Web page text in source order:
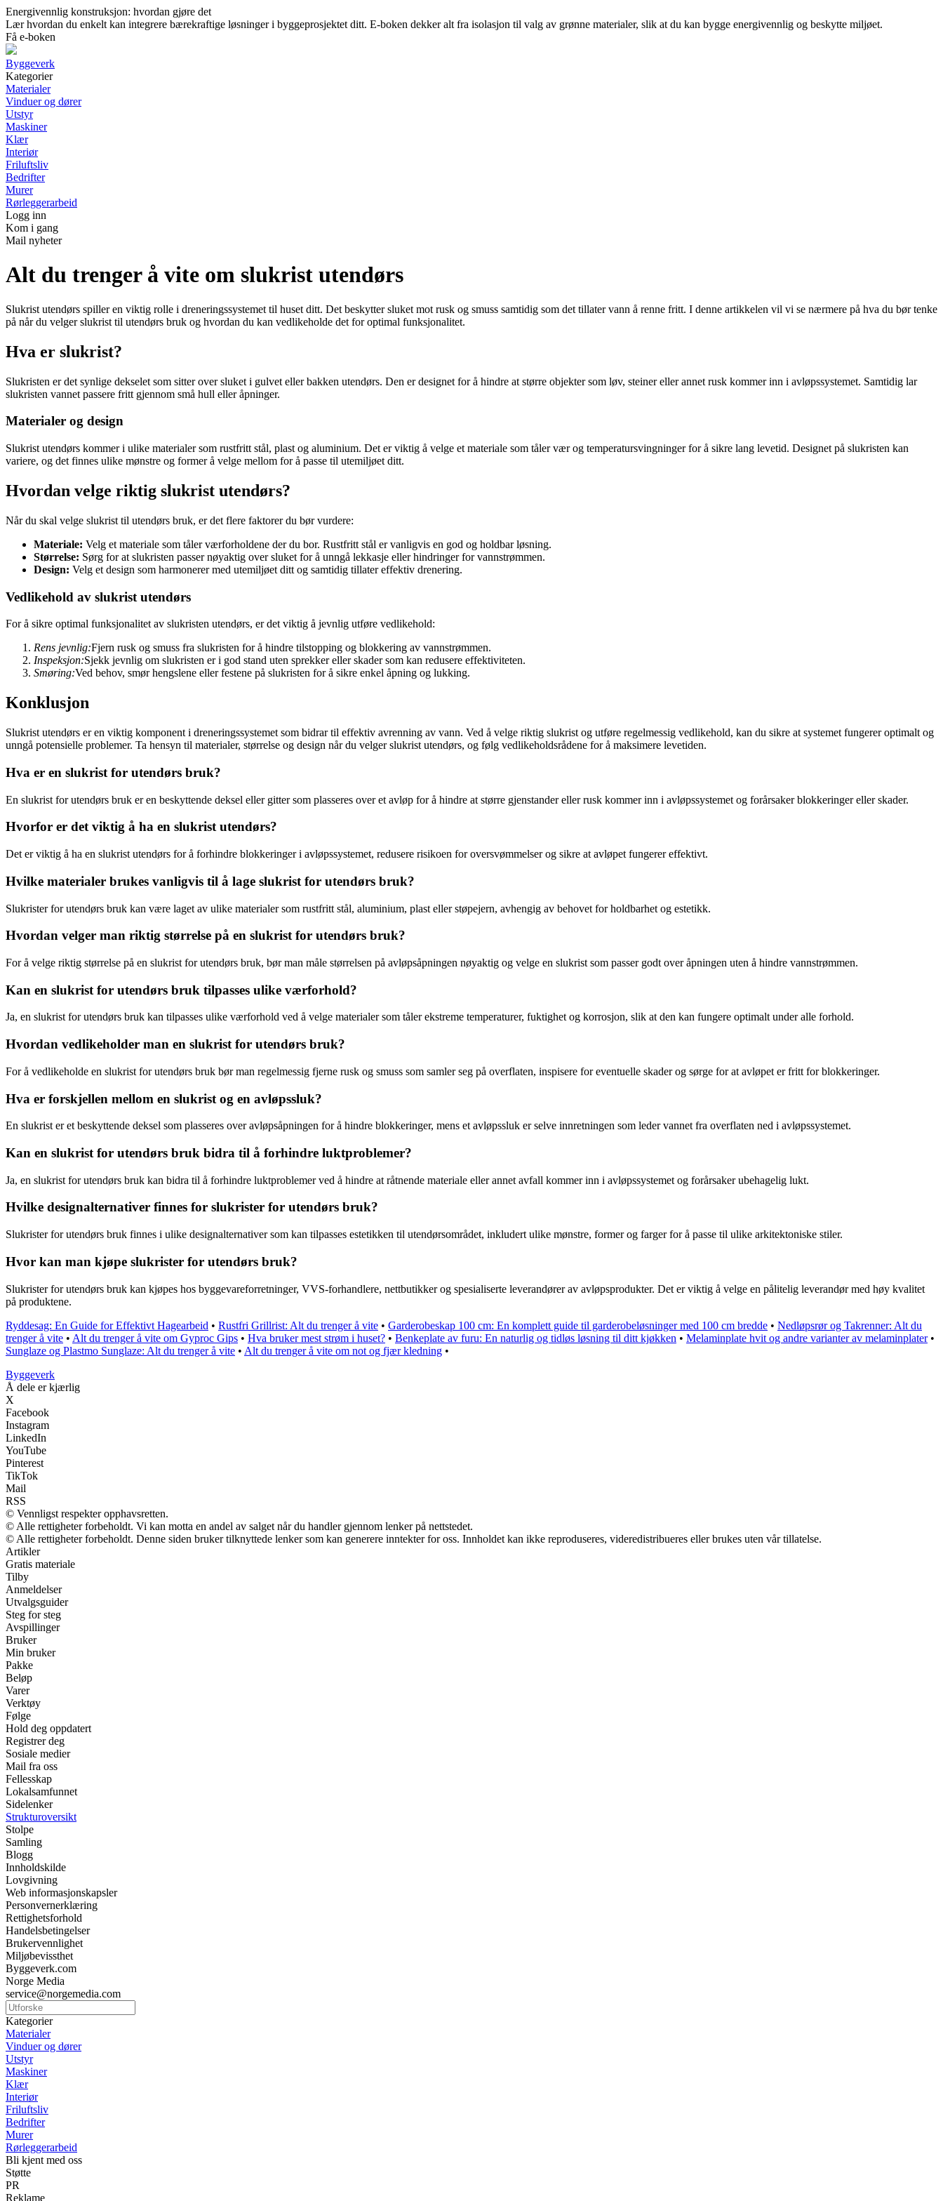
Energivennlig konstruksjon: hvordan gjøre det
Lær hvordan du enkelt kan integrere bærekraftige løsninger i byggeprosjektet ditt. E-boken dekker alt fra isolasjon til valg av grønne materialer, slik at du kan bygge energivennlig og beskytte miljøet.
Få e-boken
Byggeverk
Kategorier
Materialer
Vinduer og dører
Utstyr
Maskiner
Klær
Interiør
Friluftsliv
Bedrifter
Murer
Rørleggerarbeid
Logg inn
Kom i gang
Mail nyheter
Alt du trenger å vite om slukrist utendørs
Slukrist utendørs spiller en viktig rolle i dreneringssystemet til huset ditt. Det beskytter sluket mot rusk og smuss samtidig som det tillater vann å renne fritt. I denne artikkelen vil vi se nærmere på hva du bør tenke
på når du velger slukrist til utendørs bruk og hvordan du kan vedlikeholde det for optimal funksjonalitet.
Hva er slukrist?
Slukristen er det synlige dekselet som sitter over sluket i gulvet eller bakken utendørs. Den er designet for å hindre at større objekter som løv, steiner eller annet rusk kommer inn i avløpssystemet. Samtidig lar
slukristen vannet passere fritt gjennom små hull eller åpninger.
Materialer og design
Slukrist utendørs kommer i ulike materialer som rustfritt stål, plast og aluminium. Det er viktig å velge et materiale som tåler vær og temperatursvingninger for å sikre lang levetid. Designet på slukristen kan
variere, og det finnes ulike mønstre og former å velge mellom for å passe til utemiljøet ditt.
Hvordan velge riktig slukrist utendørs?
Når du skal velge slukrist til utendørs bruk, er det flere faktorer du bør vurdere:
Materiale: Velg et materiale som tåler værforholdene der du bor. Rustfritt stål er vanligvis en god og holdbar løsning.
Størrelse: Sørg for at slukristen passer nøyaktig over sluket for å unngå lekkasje eller hindringer for vannstrømmen.
Design: Velg et design som harmonerer med utemiljøet ditt og samtidig tillater effektiv drenering.
Vedlikehold av slukrist utendørs
For å sikre optimal funksjonalitet av slukristen utendørs, er det viktig å jevnlig utføre vedlikehold:
Rens jevnlig:Fjern rusk og smuss fra slukristen for å hindre tilstopping og blokkering av vannstrømmen.
Inspeksjon:Sjekk jevnlig om slukristen er i god stand uten sprekker eller skader som kan redusere effektiviteten.
Smøring:Ved behov, smør hengslene eller festene på slukristen for å sikre enkel åpning og lukking.
Konklusjon
Slukrist utendørs er en viktig komponent i dreneringssystemet som bidrar til effektiv avrenning av vann. Ved å velge riktig slukrist og utføre regelmessig vedlikehold, kan du sikre at systemet fungerer optimalt og
unngå potensielle problemer. Ta hensyn til materialer, størrelse og design når du velger slukrist utendørs, og følg vedlikeholdsrådene for å maksimere levetiden.
Hva er en slukrist for utendørs bruk?
En slukrist for utendørs bruk er en beskyttende deksel eller gitter som plasseres over et avløp for å hindre at større gjenstander eller rusk kommer inn i avløpssystemet og forårsaker blokkeringer eller skader.
Hvorfor er det viktig å ha en slukrist utendørs?
Det er viktig å ha en slukrist utendørs for å forhindre blokkeringer i avløpssystemet, redusere risikoen for oversvømmelser og sikre at avløpet fungerer effektivt.
Hvilke materialer brukes vanligvis til å lage slukrist for utendørs bruk?
Slukrister for utendørs bruk kan være laget av ulike materialer som rustfritt stål, aluminium, plast eller støpejern, avhengig av behovet for holdbarhet og estetikk.
Hvordan velger man riktig størrelse på en slukrist for utendørs bruk?
For å velge riktig størrelse på en slukrist for utendørs bruk, bør man måle størrelsen på avløpsåpningen nøyaktig og velge en slukrist som passer godt over åpningen uten å hindre vannstrømmen.
Kan en slukrist for utendørs bruk tilpasses ulike værforhold?
Ja, en slukrist for utendørs bruk kan tilpasses ulike værforhold ved å velge materialer som tåler ekstreme temperaturer, fuktighet og korrosjon, slik at den kan fungere optimalt under alle forhold.
Hvordan vedlikeholder man en slukrist for utendørs bruk?
For å vedlikeholde en slukrist for utendørs bruk bør man regelmessig fjerne rusk og smuss som samler seg på overflaten, inspisere for eventuelle skader og sørge for at avløpet er fritt for blokkeringer.
Hva er forskjellen mellom en slukrist og en avløpssluk?
En slukrist er et beskyttende deksel som plasseres over avløpsåpningen for å hindre blokkeringer, mens et avløpssluk er selve innretningen som leder vannet fra overflaten ned i avløpssystemet.
Kan en slukrist for utendørs bruk bidra til å forhindre luktproblemer?
Ja, en slukrist for utendørs bruk kan bidra til å forhindre luktproblemer ved å hindre at råtnende materiale eller annet avfall kommer inn i avløpssystemet og forårsaker ubehagelig lukt.
Hvilke designalternativer finnes for slukrister for utendørs bruk?
Slukrister for utendørs bruk finnes i ulike designalternativer som kan tilpasses estetikken til utendørsområdet, inkludert ulike mønstre, former og farger for å passe til ulike arkitektoniske stiler.
Hvor kan man kjøpe slukrister for utendørs bruk?
Slukrister for utendørs bruk kan kjøpes hos byggevareforretninger, VVS-forhandlere, nettbutikker og spesialiserte leverandører av avløpsprodukter. Det er viktig å velge en pålitelig leverandør med høy kvalitet
på produktene.
Ryddesag: En Guide for Effektivt Hagearbeid • Rustfri Grillrist: Alt du trenger å vite • Garderobeskap 100 cm: En komplett guide til garderobeløsninger med 100 cm bredde • Nedløpsrør og Takrenner: Alt du
trenger å vite • Alt du trenger å vite om Gyproc Gips • Hva bruker mest strøm i huset? • Benkeplate av furu: En naturlig og tidløs løsning til ditt kjøkken • Melaminplate hvit og andre varianter av melaminplater•
Sunglaze og Plastmo Sunglaze: Alt du trenger å vite • Alt du trenger å vite om not og fjær kledning •
Byggeverk
Å dele er kjærlig
X
Facebook
Instagram
LinkedIn
YouTube
Pinterest
TikTok
Mail
RSS
© Vennligst respekter opphavsretten.
© Alle rettigheter forbeholdt. Vi kan motta en andel av salget når du handler gjennom lenker på nettstedet.
© Alle rettigheter forbeholdt. Denne siden bruker tilknyttede lenker som kan generere inntekter for oss. Innholdet kan ikke reproduseres, videredistribueres eller brukes uten vår tillatelse.
Artikler
Gratis materiale
Tilby
Anmeldelser
Utvalgsguider
Steg for steg
Avspillinger
Bruker
Min bruker
Pakke
Beløp
Varer
Verktøy
Følge
Hold deg oppdatert
Registrer deg
Sosiale medier
Mail fra oss
Fellesskap
Lokalsamfunnet
Sidelenker
Strukturoversikt
Stolpe
Samling
Blogg
Innholdskilde
Lovgivning
Web informasjonskapsler
Personvernerklæring
Rettighetsforhold
Handelsbetingelser
Brukervennlighet
Miljøbevissthet
Byggeverk.com
Norge Media
service@norgemedia.com
Kategorier
Materialer
Vinduer og dører
Utstyr
Maskiner
Klær
Interiør
Friluftsliv
Bedrifter
Murer
Rørleggerarbeid
Bli kjent med oss
Støtte
PR
Reklame